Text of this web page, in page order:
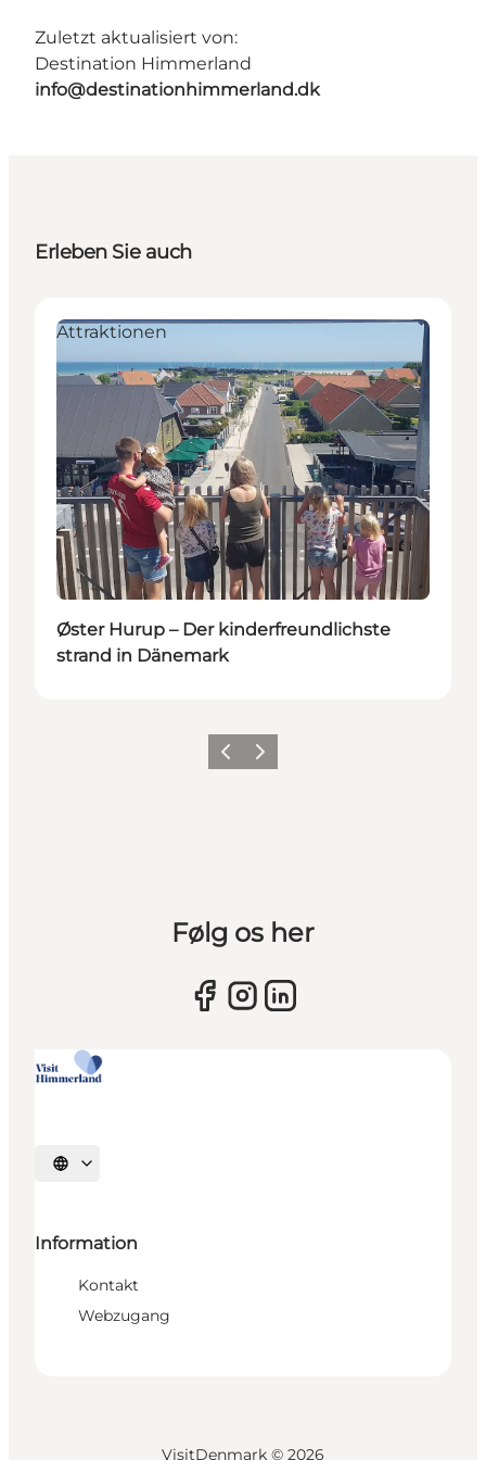
Zuletzt aktualisiert von:
Destination Himmerland
info@destinationhimmerland.dk
Erleben Sie auch
Attraktionen
Øster Hurup – Der kinderfreundlichste
strand in Dänemark
Vorherige Folie
Nächste Folie
Følg os her
Sprache auswählen
Information
Kontakt
Webzugang
VisitDenmark © 2026